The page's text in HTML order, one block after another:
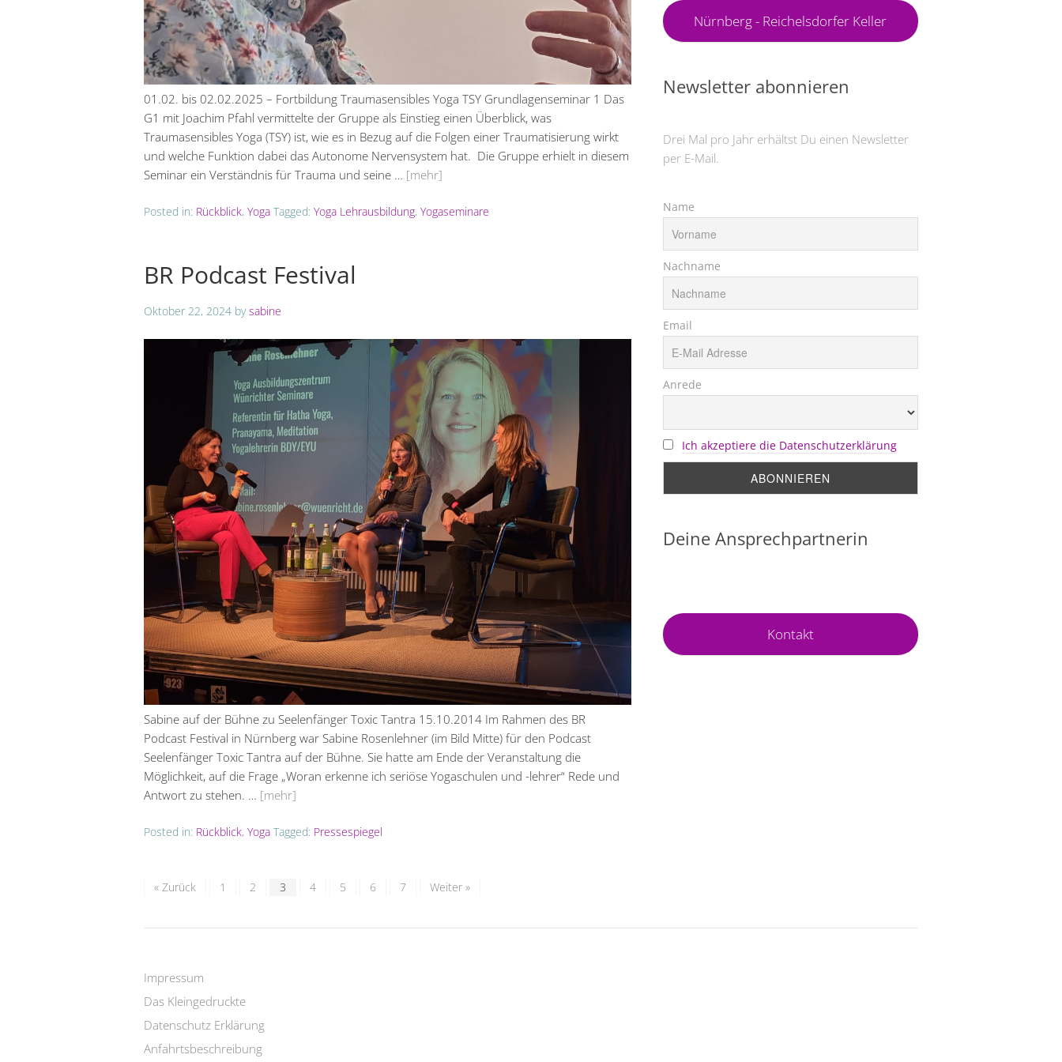
01.02. bis 02.02.2025 – Fortbildung Traumasensibles Yoga TSY Grundlagenseminar 1 Das
G1 mit Joachim Pfahl vermittelte der Gruppe als Einstieg einen Überblick, was
Traumasensibles Yoga (TSY) ist, wie es in Bezug auf die Folgen einer Traumatisierung wirkt
und welche Funktion dabei das Autonome Nervensystem hat. Die Gruppe erhielt in diesem
Seminar ein Verständnis für Trauma und seine … [mehr]
Posted in: Rückblick, Yoga Tagged: Yoga Lehrausbildung, Yogaseminare
BR Podcast Festival
Oktober 22, 2024 bysabine
Sabine auf der Bühne zu Seelenfänger Toxic Tantra 15.10.2014 Im Rahmen des BR
Podcast Festival in Nürnberg war Sabine Rosenlehner (im Bild Mitte) für den Podcast
Seelenfänger Toxic Tantra auf der Bühne. Sie hatte am Ende der Veranstaltung die
Möglichkeit, auf die Frage „Woran erkenne ich seriöse Yogaschulen und -lehrer“ Rede und
Antwort zu stehen. … [mehr]
Posted in: Rückblick, Yoga Tagged: Pressespiegel
« Zurück 1 2 3 4 5 6 7 Weiter »
Nürnberg - Reichelsdorfer Keller
Newsletter abonnieren
Drei Mal pro Jahr erhältst Du einen Newsletter
per E-Mail.
Name
Nachname
Email
Anrede
Ich akzeptiere die Datenschutzerklärung
Deine Ansprechpartnerin
Kontakt
Impressum
Das Kleingedruckte
Datenschutz Erklärung
Anfahrtsbeschreibung